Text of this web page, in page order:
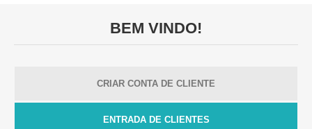
BEM VINDO!
CRIAR CONTA DE CLIENTE
ENTRADA DE CLIENTES